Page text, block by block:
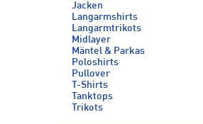
Jacken
Langarmshirts
Langarmtrikots
Midlayer
Mäntel & Parkas
Poloshirts
Pullover
T-Shirts
Tanktops
Trikots